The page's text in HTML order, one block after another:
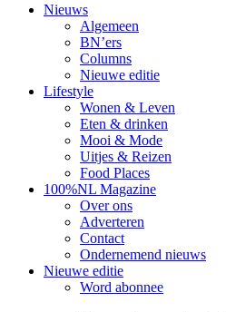
Nieuws
Algemeen
BN’ers
Columns
Nieuwe editie
Lifestyle
Wonen & Leven
Eten & drinken
Mooi & Mode
Uitjes & Reizen
Food Places
100%NL Magazine
Over ons
Adverteren
Contact
Ondernemend nieuws
Nieuwe editie
Word abonnee